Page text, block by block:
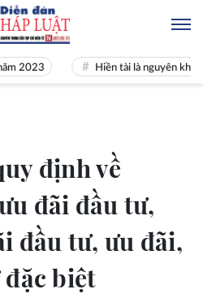
Hiền tài là nguyên khí Quốc gia
định về
đãi đầu tư,
đầu tư, ưu đãi,
biệt